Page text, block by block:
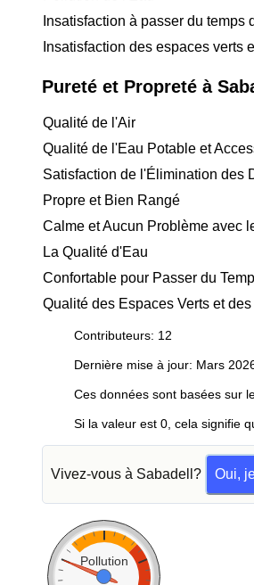
Insatisfaction à passer du temps
Insatisfaction des espaces verts
Pureté et Propreté à
Qualité de l'Air
Qualité de l'Eau Potable et
Satisfaction de l'Élimination des
Propre et Bien Rangé
Calme et Aucun Problème avec
La Qualité d'Eau
Confortable pour Passer du
Qualité des Espaces Verts et
Contributeurs: 12
Dernière mise à jour: Mars
Ces données sont basées sur
Si la valeur est 0, cela signifie
Vivez-vous à Sabadell? Oui,
Pollution